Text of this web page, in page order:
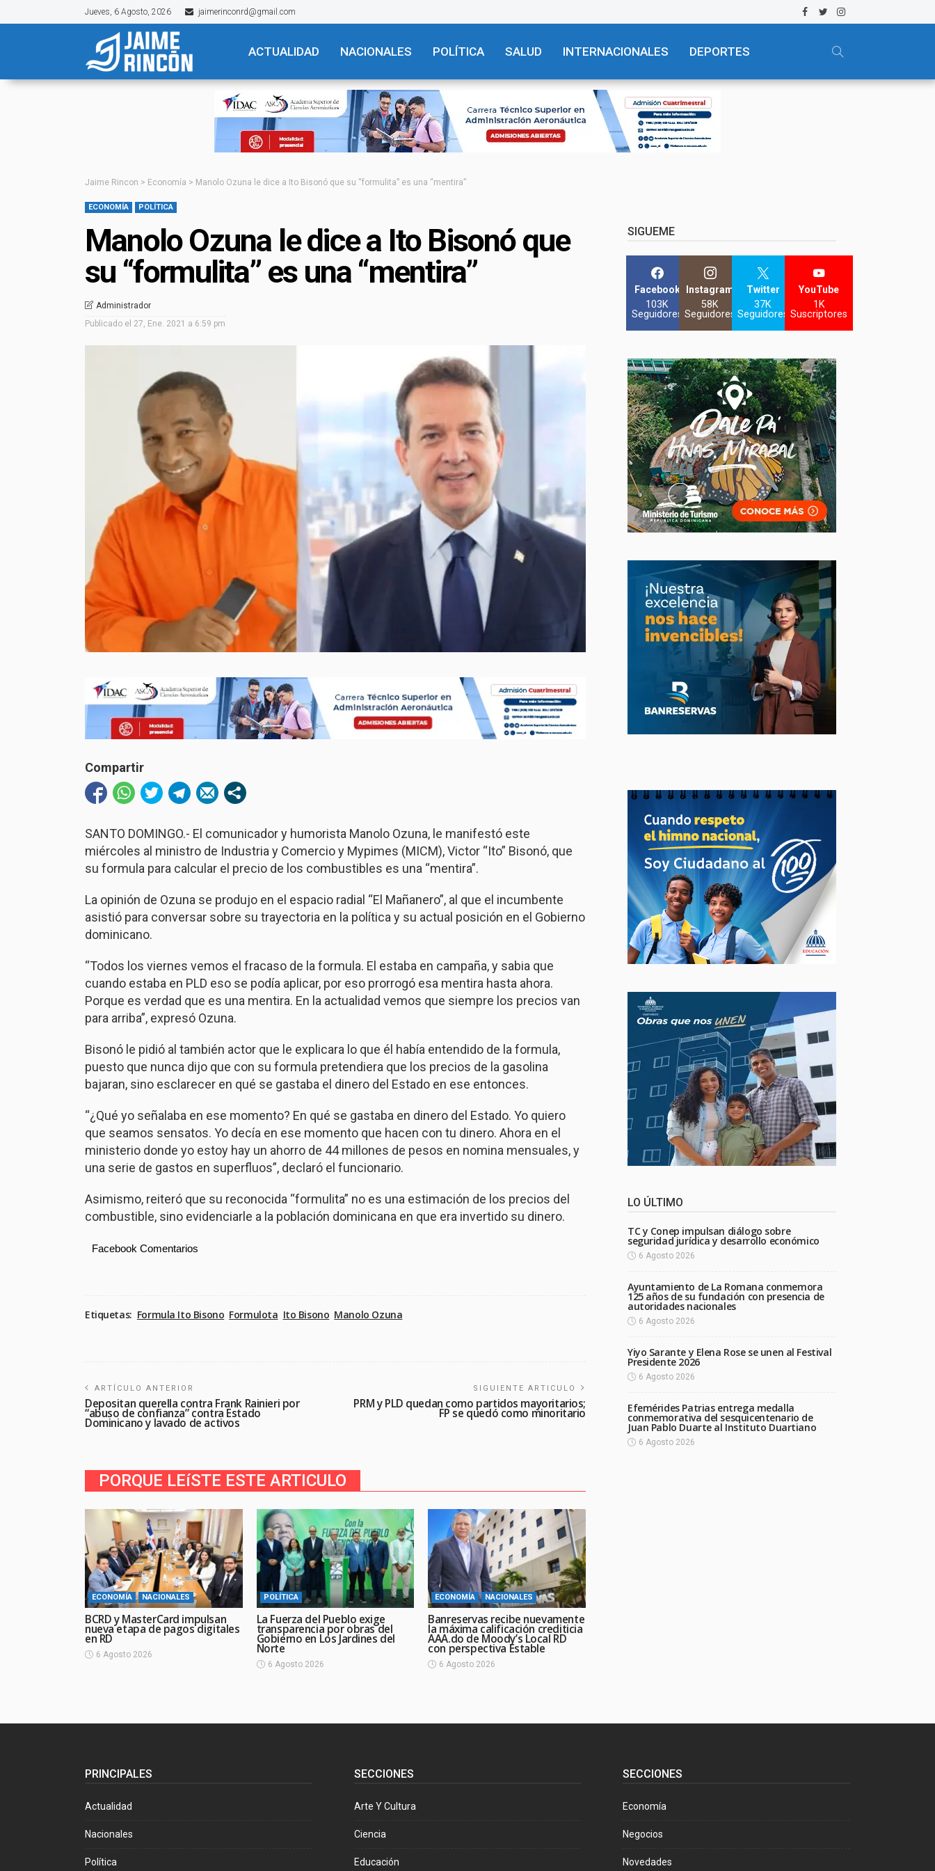
Jueves, 6 Agosto, 2026 jaimerinconrd@gmail.com
ACTUALIDAD NACIONALES POLÍTICA SALUD INTERNACIONALES DEPORTES
Jaime Rincon > Economía > Manolo Ozuna le dice a Ito Bisonó que su “formulita” es una “mentira”
ECONOMÍA POLÍTICA
Manolo Ozuna le dice a Ito Bisonó que
su “formulita” es una “mentira”
Administrador
Publicado el 27, Ene. 2021 a 6:59 pm
Compartir
SANTO DOMINGO.- El comunicador y humorista Manolo Ozuna, le manifestó este
miércoles al ministro de Industria y Comercio y Mypimes (MICM), Victor “Ito” Bisonó, que
su formula para calcular el precio de los combustibles es una “mentira”.
La opinión de Ozuna se produjo en el espacio radial “El Mañanero”, al que el incumbente
asistió para conversar sobre su trayectoria en la política y su actual posición en el Gobierno
dominicano.
“Todos los viernes vemos el fracaso de la formula. El estaba en campaña, y sabia que
cuando estaba en PLD eso se podía aplicar, por eso prorrogó esa mentira hasta ahora.
Porque es verdad que es una mentira. En la actualidad vemos que siempre los precios van
para arriba”, expresó Ozuna.
Bisonó le pidió al también actor que le explicara lo que él había entendido de la formula,
puesto que nunca dijo que con su formula pretendiera que los precios de la gasolina
bajaran, sino esclarecer en qué se gastaba el dinero del Estado en ese entonces.
“¿Qué yo señalaba en ese momento? En qué se gastaba en dinero del Estado. Yo quiero
que seamos sensatos. Yo decía en ese momento que hacen con tu dinero. Ahora en el
ministerio donde yo estoy hay un ahorro de 44 millones de pesos en nomina mensuales, y
una serie de gastos en superfluos”, declaró el funcionario.
Asimismo, reiteró que su reconocida “formulita” no es una estimación de los precios del
combustible, sino evidenciarle a la población dominicana en que era invertido su dinero.
Facebook Comentarios
Etiquetas: Formula Ito Bisono Formulota Ito Bisono Manolo Ozuna
ARTÍCULO ANTERIOR
Depositan querella contra Frank Rainieri por
“abuso de confianza” contra Estado
Dominicano y lavado de activos
SIGUIENTE ARTICULO
PRM y PLD quedan como partidos mayoritarios;
FP se quedó como minoritario
PORQUE LEíSTE ESTE ARTICULO
ECONOMÍA NACIONALES
BCRD y MasterCard impulsan
nueva etapa de pagos digitales
en RD
6 Agosto 2026
POLÍTICA
La Fuerza del Pueblo exige
transparencia por obras del
Gobierno en Los Jardines del
Norte
6 Agosto 2026
ECONOMÍA NACIONALES
Banreservas recibe nuevamente
la máxima calificación crediticia
AAA.do de Moody’s Local RD
con perspectiva Estable
6 Agosto 2026
SIGUEME
Facebook
103K
Seguidores
Instagram
58K
Seguidores
Twitter
37K
Seguidores
YouTube
1K
Suscriptores
LO ÚLTIMO
TC y Conep impulsan diálogo sobre
seguridad jurídica y desarrollo económico
6 Agosto 2026
Ayuntamiento de La Romana conmemora
125 años de su fundación con presencia de
autoridades nacionales
6 Agosto 2026
Yiyo Sarante y Elena Rose se unen al Festival
Presidente 2026
6 Agosto 2026
Efemérides Patrias entrega medalla
conmemorativa del sesquicentenario de
Juan Pablo Duarte al Instituto Duartiano
6 Agosto 2026
PRINCIPALES
Actualidad
Nacionales
Política
SECCIONES
Arte Y Cultura
Ciencia
Educación
SECCIONES
Economía
Negocios
Novedades